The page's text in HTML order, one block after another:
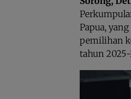
Papua,
pemilihan
tahun